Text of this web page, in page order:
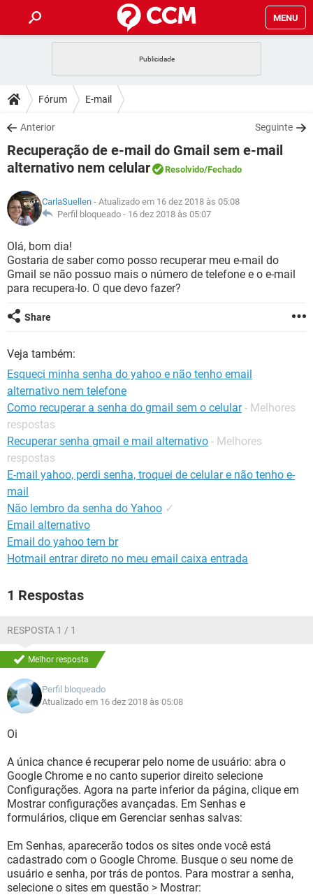
MENU
CELULAR
OUTLOOK
INSTAGRAM GMAIL
GUIA DE COMPRAS
DICAS
JOGOS
OUTLOOK
GUIA DE COMPRAS
DOWNLOADS
JOGOS WHATSAPP
CELULAR FACEBOOK
OUTLOOK EXCEL
INSTAGRAM
GUIA DE COMPRAS
FÓRUM
CELULAR FACEBOOK
INSTAGRAM GMAIL
GUIA DE COMPRAS
GLOSSÁRIO
JOGOS
CELULAR
OUTLOOK EXCEL
INSTAGRAM GMAIL
GUIA DE COMPRAS
Fórum E-mail
Anterior Seguinte
Recuperação de e-mail do Gmail sem e-mail
alternativo nem celular
Resolvido/Fechado
CarlaSuellen - Atualizado em 16 dez 2018 às 05:08
Perfil bloqueado - 16 dez 2018 às 05:07
Olá, bom dia!
Gostaria de saber como posso recuperar meu e-mail do
Gmail se não possuo mais o número de telefone e o e-mail
para recupera-lo. O que devo fazer?
Share
Veja também:
Esqueci minha senha do yahoo e não tenho email
alternativo nem telefone
Como recuperar a senha do gmail sem o celular - Melhores
respostas
Recuperar senha gmail e mail alternativo - Melhores
respostas
E-mail yahoo, perdi senha, troquei de celular e não tenho e-
mail
Não lembro da senha do Yahoo ✓
Email alternativo
Email do yahoo tem br
Hotmail entrar direto no meu email caixa entrada
1 Respostas
RESPOSTA 1 / 1
Melhor resposta
Perfil bloqueado
Atualizado em 16 dez 2018 às 05:08
Oi
A única chance é recuperar pelo nome de usuário: abra o
Google Chrome e no canto superior direito selecione
Configurações. Agora na parte inferior da página, clique em
Mostrar configurações avançadas. Em Senhas e
formulários, clique em Gerenciar senhas salvas:
Em Senhas, aparecerão todos os sites onde você está
cadastrado com o Google Chrome. Busque o seu nome de
usuário e senha, por trás de pontos. Para mostrar a senha,
selecione o sites em questão > Mostrar: